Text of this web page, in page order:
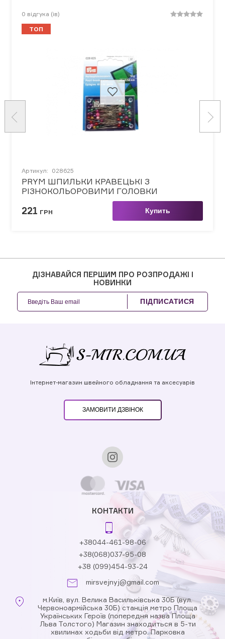
0 відгука (ів)
ТОП
Артикул: 028625
PRYM ШПИЛЬКИ КРАВЕЦЬКІ З
РІЗНОКОЛЬОРОВИМИ ГОЛОВКИ
221 ГРН Купить
ДІЗНАВАЙСЯ ПЕРШИМ ПРО РОЗПРОДАЖІ І
НОВИНКИ
ПІДПИСАТИСЯ
Інтернет-магазин швейного обладнання та аксесуарів
ЗАМОВИТИ ДЗВІНОК
КОНТАКТИ
+38044-461-98-06
+38(068)037-95-08
+38 (099)454-93-24
mirsvejnyj@gmail.com
м.Київ, вул. Велика Васильківська 30Б (вул.
Червоноармійська 30Б) станція метро Площа
Українських Героїв (попередня назва Площа
Льва Толстого) Магазин знаходиться в 5-ти
хвилинах ходьби від метро. Парковка